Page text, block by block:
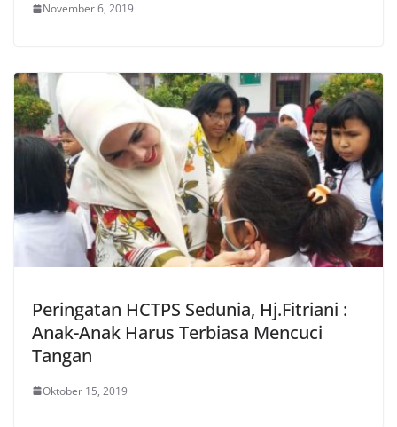
November 6, 2019
Peringatan HCTPS Sedunia, Hj.Fitriani :
Anak-Anak Harus Terbiasa Mencuci
Tangan
Oktober 15, 2019